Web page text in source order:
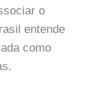
o
entende
como